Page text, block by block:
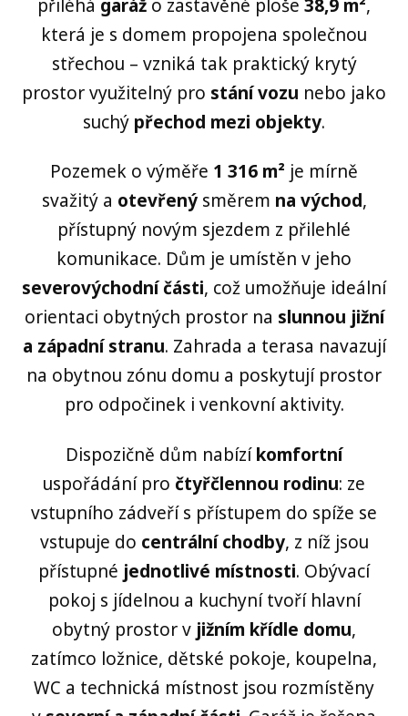
přiléhá garáž o zastavěné ploše 38,9 m²,
která je s domem propojena společnou
střechou – vzniká tak praktický krytý
prostor využitelný pro stání vozu nebo jako
suchý přechod mezi objekty.
Pozemek o výměře 1 316 m² je mírně
svažitý a otevřenýsměrem na východ,
přístupný novým sjezdem z přilehlé
komunikace. Dům je umístěn v jeho
severovýchodní části, což umožňuje ideální
orientaci obytných prostor na slunnou jižní
a západní stranu. Zahrada a terasa navazují
na obytnou zónu domu a poskytují prostor
pro odpočinek i venkovní aktivity.
Dispozičně dům nabízíkomfortní
uspořádání pro čtyřčlennou rodinu: ze
vstupního zádveří s přístupem do spíže se
vstupuje do centrální chodby, z níž jsou
přístupné jednotlivé místnosti. Obývací
pokoj s jídelnou a kuchyní tvoří hlavní
obytný prostor v jižním křídle domu,
zatímco ložnice, dětské pokoje, koupelna,
WC a technická místnost jsou rozmístěny